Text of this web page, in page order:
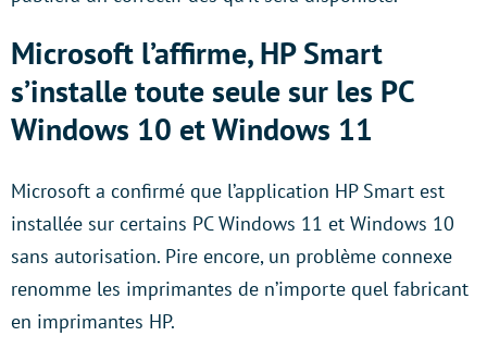
Microsoft l’affirme, HP Smart
s’installe toute seule sur les PC
Windows 10 et Windows 11
Microsoft a confirmé que l’application HP Smart est
installée sur certains PC Windows 11 et Windows 10
sans autorisation. Pire encore, un problème connexe
renomme les imprimantes de n’importe quel fabricant
en imprimantes HP.